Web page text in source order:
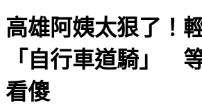
高雄阿姨太狠了！
「自行車道騎」
看傻